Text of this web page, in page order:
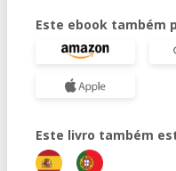
Este ebook também
Este livro também